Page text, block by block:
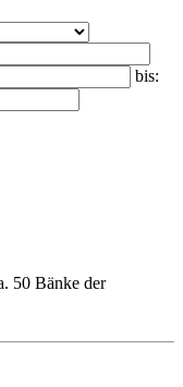
bis:
50 Bänke der